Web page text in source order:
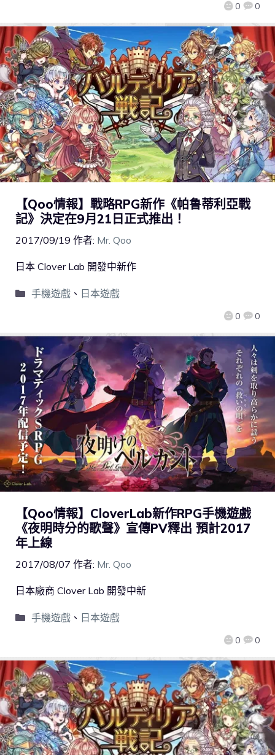
0 0
【Qoo情報】戰略RPG新作《帕鲁蒂利亞戰
記》決定在9月21日正式推出！
2017/09/19 作者: Mr. Qoo
0 0
日本 Clover Lab 開發中新作
手機遊戲、 日本遊戲
【Qoo情報】CloverLab新作RPG手機遊戲
《夜明時分的歌聲》宣傳PV釋出 預計2017
年上線
2017/08/07 作者: Mr. Qoo
0 0
日本廠商 Clover Lab 開發中新
手機遊戲、 日本遊戲